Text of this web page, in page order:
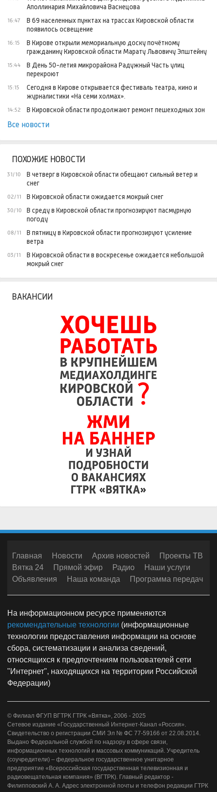
Аполлинария Михайловича Васнецова
16:47
В 69 населенных пунктах на трассах Кировской области
появилось освещение
16:15
В Кирове открыли мемориальную доску почётному
гражданину Кировской области Марату Львовичу Эпштейну
15:44
В День 50-летия микрорайона Радужный Часть улиц
перекроют
15:15
Сегодня в Кирове открывается фестиваль театра, кино и
журналистики «На семи холмах».
14:52 В Кировской области продолжают ремонт пешеходных зон
Все новости
ПОХОЖИЕ НОВОСТИ
31/10
В четверг в Кировской области обещают сильный ветер и
снег
02/11 В Кировской области ожидается мокрый снег
30/10
В среду в Кировской области прогнозируют пасмурную
погоду
08/11
В пятницу в Кировской области прогнозируют усиление
ветра
03/11
В Кировской области в воскресенье ожидается небольшой
мокрый снег
ВАКАНСИИ
Главная Новости Архив новостей
Проекты ТВ
Вятка 24
Прямой эфир Радио
Наши услуги
Объявления
Наша команда Программа передач
На информационном ресурсе применяются
рекомендательные технологии (информационные
технологии предоставления информации на основе
сбора, систематизации и анализа сведений,
относящихся к предпочтениям пользователей сети
"Интернет", находящихся на территории Российской
Федерации)
© Филиал ФГУП ВГТРК ГТРК «Вятка», 2006 - 2025
Сетевое издание «Государственный Интернет-Канал «Россия».
Свидетельство о регистрации СМИ Эл № ФС 77-59166 от 22.08.2014.
Выдано Федеральной службой по надзору в сфере связи,
информационных технологий и массовых коммуникаций. Учредитель
(соучредители) – федеральное государственное унитарное
предприятие «Всероссийская государственная телевизионная и
радиовещательная компания» (ВГТРК). Главный редактор -
Филипповский А. А. Адрес электронной почты и телефон редакции ГТРК